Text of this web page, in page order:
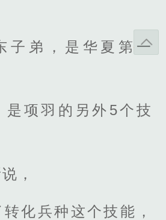
子弟，是华夏第一
是项羽的另外5个技
，
化兵种这个技能，